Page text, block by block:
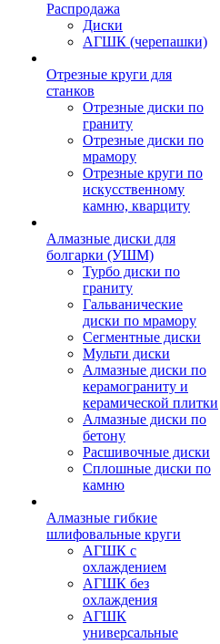
Распродажа
Диски
АГШК (черепашки)
Отрезные круги для
станков
Отрезные диски по
граниту
Отрезные диски по
мрамору
Отрезные круги по
искусственному
камню, кварциту
Алмазные диски для
болгарки (УШМ)
Турбо диски по
граниту
Гальванические
диски по мрамору
Сегментные диски
Мульти диски
Алмазные диски по
керамограниту и
керамической плитки
Алмазные диски по
бетону
Расшивочные диски
Сплошные диски по
камню
Алмазные гибкие
шлифовальные круги
АГШК с
охлаждением
АГШК без
охлаждения
АГШК
универсальные